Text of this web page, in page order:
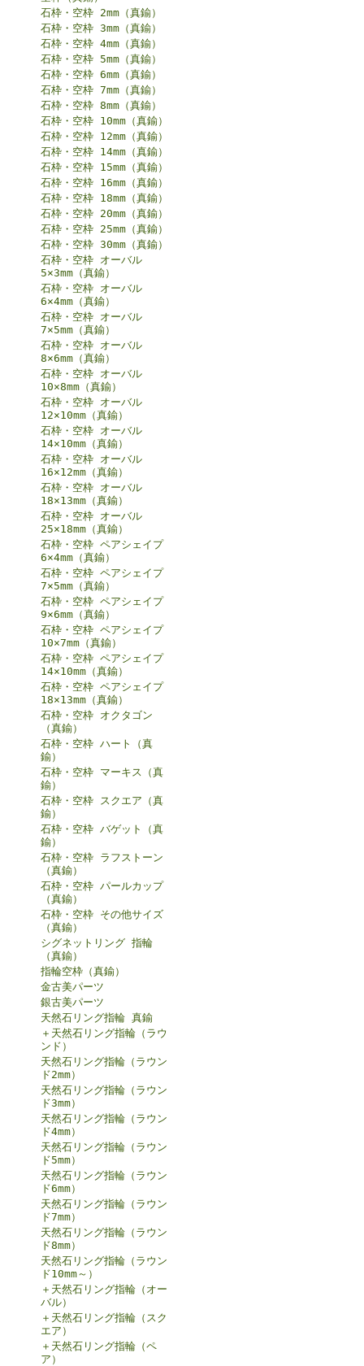
石枠・空枠 2mm（真鍮）
石枠・空枠 3mm（真鍮）
石枠・空枠 4mm（真鍮）
石枠・空枠 5mm（真鍮）
石枠・空枠 6mm（真鍮）
石枠・空枠 7mm（真鍮）
石枠・空枠 8mm（真鍮）
石枠・空枠 10mm（真鍮）
石枠・空枠 12mm（真鍮）
石枠・空枠 14mm（真鍮）
石枠・空枠 15mm（真鍮）
石枠・空枠 16mm（真鍮）
石枠・空枠 18mm（真鍮）
石枠・空枠 20mm（真鍮）
石枠・空枠 25mm（真鍮）
石枠・空枠 30mm（真鍮）
石枠・空枠 オーバル
5×3mm（真鍮）
石枠・空枠 オーバル
6×4mm（真鍮）
石枠・空枠 オーバル
7×5mm（真鍮）
石枠・空枠 オーバル
8×6mm（真鍮）
石枠・空枠 オーバル
10×8mm（真鍮）
石枠・空枠 オーバル
12×10mm（真鍮）
石枠・空枠 オーバル
14×10mm（真鍮）
石枠・空枠 オーバル
16×12mm（真鍮）
石枠・空枠 オーバル
18×13mm（真鍮）
石枠・空枠 オーバル
25×18mm（真鍮）
石枠・空枠 ペアシェイプ
6×4mm（真鍮）
石枠・空枠 ペアシェイプ
7×5mm（真鍮）
石枠・空枠 ペアシェイプ
9×6mm（真鍮）
石枠・空枠 ペアシェイプ
10×7mm（真鍮）
石枠・空枠 ペアシェイプ
14×10mm（真鍮）
石枠・空枠 ペアシェイプ
18×13mm（真鍮）
石枠・空枠 オクタゴン
（真鍮）
石枠・空枠 ハート（真
鍮）
石枠・空枠 マーキス（真
鍮）
石枠・空枠 スクエア（真
鍮）
石枠・空枠 バゲット（真
鍮）
石枠・空枠 ラフストーン
（真鍮）
石枠・空枠 パールカップ
（真鍮）
石枠・空枠 その他サイズ
（真鍮）
シグネットリング 指輪
（真鍮）
指輪空枠（真鍮）
金古美パーツ
銀古美パーツ
天然石リング指輪 真鍮
＋天然石リング指輪（ラウ
ンド）
天然石リング指輪（ラウン
ド2mm）
天然石リング指輪（ラウン
ド3mm）
天然石リング指輪（ラウン
ド4mm）
天然石リング指輪（ラウン
ド5mm）
天然石リング指輪（ラウン
ド6mm）
天然石リング指輪（ラウン
ド7mm）
天然石リング指輪（ラウン
ド8mm）
天然石リング指輪（ラウン
ド10mm～）
＋天然石リング指輪（オー
バル）
＋天然石リング指輪（スク
エア）
＋天然石リング指輪（ペ
ア）